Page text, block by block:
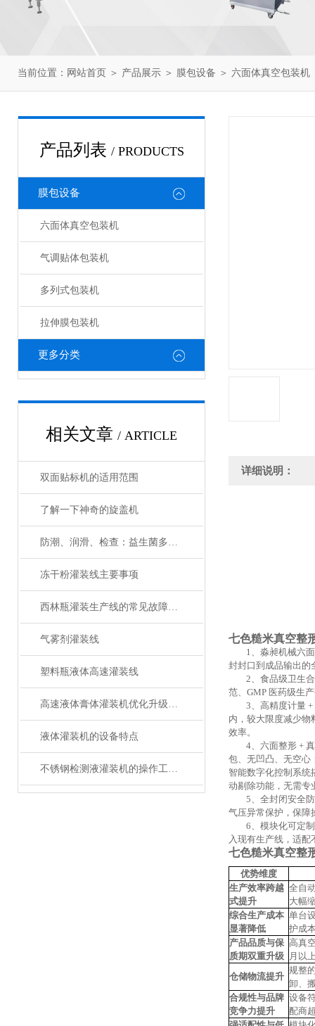
当前位置： 网站首页 ＞ 产品展示 ＞ 膜包设备 ＞ 六面体真空包装机
产品列表 / PRODUCTS
膜包设备
六面体真空包装机
气调贴体包装机
多列式包装机
拉伸膜包装机
更多分类
相关文章 / ARTICLE
双面贴标机的适用范围
了解一下神奇的旋盖机
防潮、润滑、检查：益生菌多列包装机维护三大关键词
冻干粉灌装线主要事项
西林瓶灌装生产线的常见故障及解决方法有哪些？
气雾剂灌装线
塑料瓶液体高速灌装线
高速液体膏体灌装机优化升级，打造高效灌装生产线！
液体灌装机的设备特点
不锈钢检测液灌装机的操作工序您知道是哪些？
详细说明：
七色糙米真空整
1、淼昶机械六
封封口到成品输出的
2、 食品级卫生
范、GMP 医药级生
3、 高精度计量 +
内，较大限度减少物
效率。
4、 六面整形 +
包、无凹凸、无空心
智能数字化控制系统
动剔除功能，无需专
5、 全封闭安全
气压异常保护，保障
6、 模块化可定
入现有生产线，适
七色糙米真空整
优势维度
生产效率跨越
式提升
全自
大幅
综合生产成本
显著降低
单台
护成
产品品质与保
质期双重升级
高真
月以
仓储物流提升
规整
卸、
合规性与品牌
竞争力提升
设备
配商